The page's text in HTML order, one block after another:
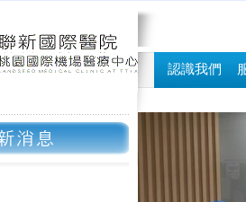
認識我們